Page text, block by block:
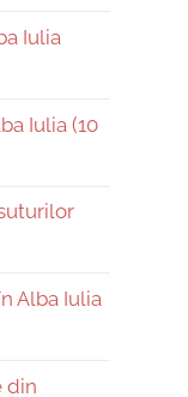
Iulia
Iulia (10
Alba Iulia
din